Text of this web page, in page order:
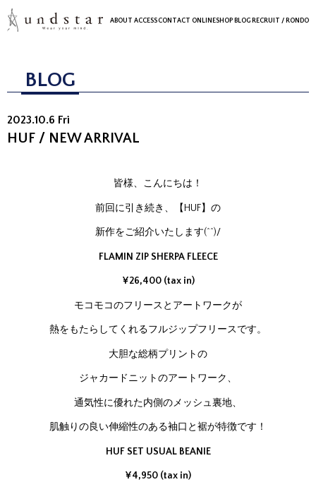
ABOUT ACCESSCONTACT ONLINESHOP BLOG RECRUIT / RONDO
BLOG
2023.10.6 Fri
HUF / NEW ARRIVAL
皆様、こんにちは！
前回に引き続き、【HUF】の
新作をご紹介いたします(^^)/
FLAMIN ZIP SHERPA FLEECE
¥26,400 (tax in)
モコモコのフリースとアートワークが
熱をもたらしてくれるフルジップフリースです。
大胆な総柄プリントの
ジャカードニットのアートワーク、
通気性に優れた内側のメッシュ裏地、
肌触りの良い伸縮性のある袖口と裾が特徴です！
HUF SET USUAL BEANIE
¥4,950 (tax in)